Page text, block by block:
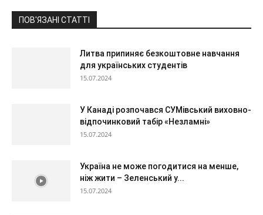
ПОВ'ЯЗАНІ СТАТТІ
Литва припиняє безкоштовне навчання
для українських студентів
15.07.2024
У Канаді розпочався СУМівський виховно-
відпочинковий табір «Незламні»
15.07.2024
Україна не може погодитися на менше,
ніж жити – Зеленський у...
15.07.2024